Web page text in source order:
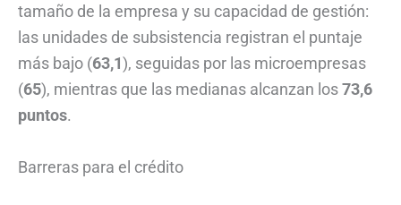
tamaño de la empresa y su capacidad de gestión:
las unidades de subsistencia registran el puntaje
más bajo (63,1), seguidas por las microempresas
(65), mientras que las medianas alcanzan los73,6
puntos.
Barreras para el crédito